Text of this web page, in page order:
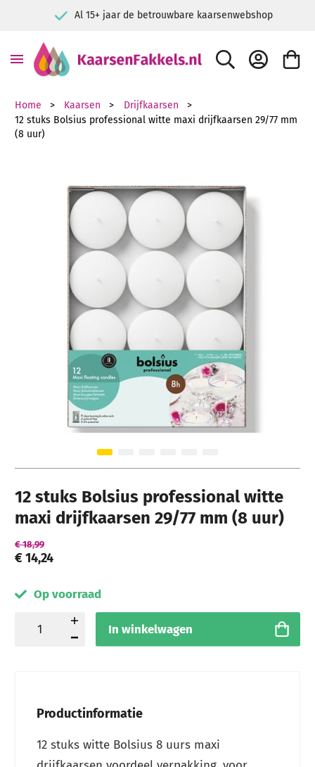
Al 15+ jaar de betrouwbare kaarsenwebshop
ZOEK ACCOUNT
Home Kaarsen
Drijfkaarsen
12 stuks Bolsius professional witte maxi drijfkaarsen 29/77 mm
(8 uur)
Ga naar het einde van de afbeeldingen-gallerij
Ga naar het begin van de afbeeldingen-gallerij
12 stuks Bolsius professional witte
maxi drijfkaarsen 29/77 mm (8 uur)
€ 14,24
€ 18,99
Op voorraad
In winkelwagen
Productinformatie
12 stuks witte Bolsius 8 uurs maxi